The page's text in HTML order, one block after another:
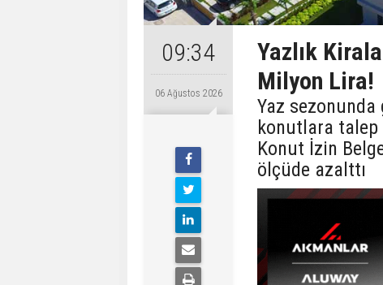
09:34
06 Ağustos 2026
Yazlık
Milyon Lira!
Yaz
konutlara talep
Konut İzin
ölçüde azalttı